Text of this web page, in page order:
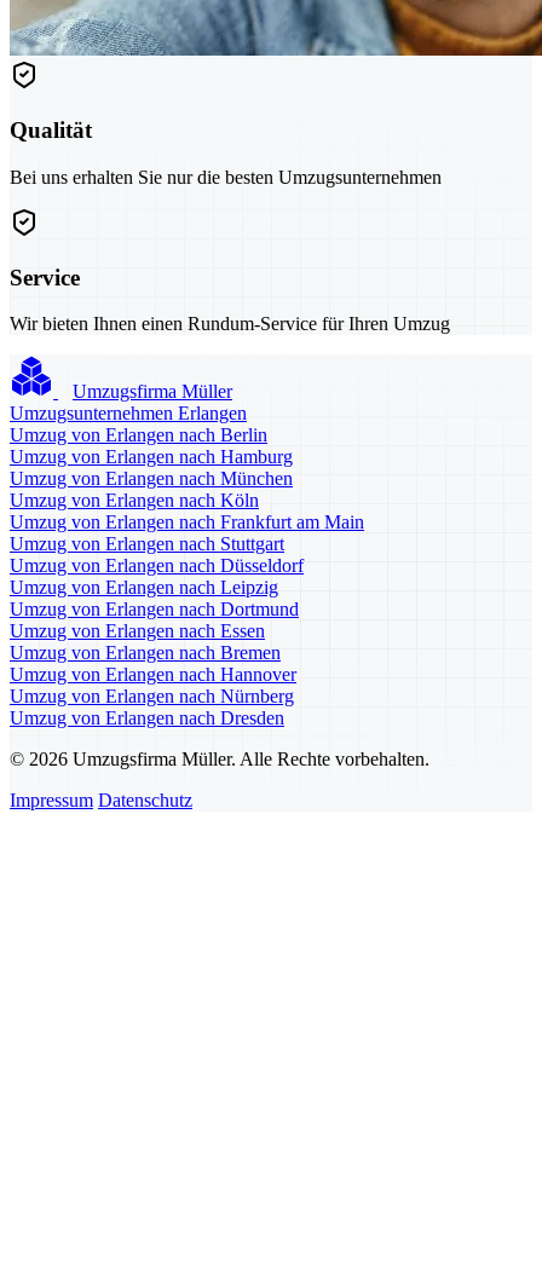
Qualität
Bei uns erhalten Sie nur die besten Umzugsunternehmen
Service
Wir bieten Ihnen einen Rundum-Service für Ihren Umzug
Umzugsfirma Müller
Umzugsunternehmen Erlangen
Umzug von Erlangen nach Berlin
Umzug von Erlangen nach Hamburg
Umzug von Erlangen nach München
Umzug von Erlangen nach Köln
Umzug von Erlangen nach Frankfurt am Main
Umzug von Erlangen nach Stuttgart
Umzug von Erlangen nach Düsseldorf
Umzug von Erlangen nach Leipzig
Umzug von Erlangen nach Dortmund
Umzug von Erlangen nach Essen
Umzug von Erlangen nach Bremen
Umzug von Erlangen nach Hannover
Umzug von Erlangen nach Nürnberg
Umzug von Erlangen nach Dresden
© 2026 Umzugsfirma Müller. Alle Rechte vorbehalten.
Impressum Datenschutz